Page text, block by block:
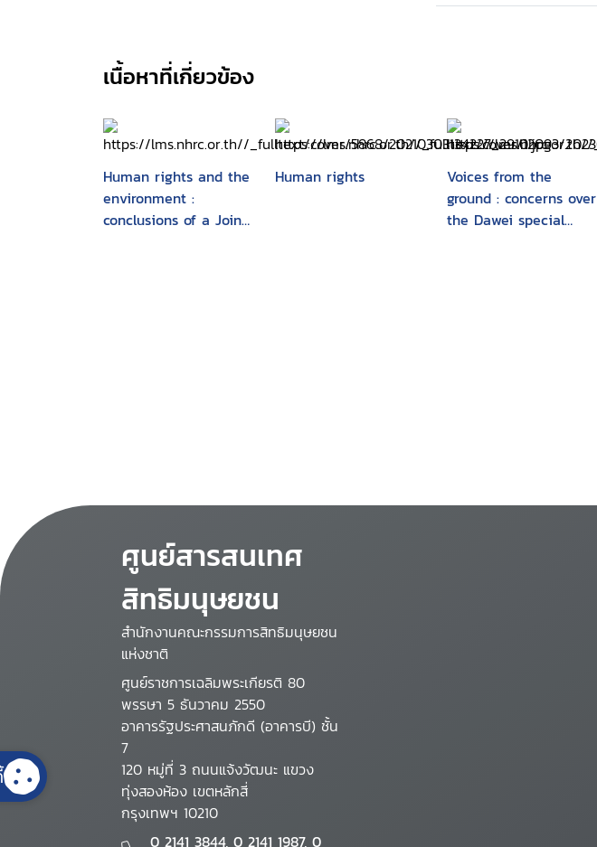
เนื้อหาที่เกี่ยวข้อง
Human rights and the
environment :
conclusions of a Joint
Human rights
Voices from the
ground : concerns over
the Dawei special
ศูนย์สารสนเทศ
สิทธิมนุษยชน
สำนักงานคณะกรรมการสิทธิมนุษยชน
แห่งชาติ
ศูนย์ราชการเฉลิมพระเกียรติ 80
พรรษา 5 ธันวาคม 2550
อาคารรัฐประศาสนภักดี (อาคารบี) ชั้น
7
120 หมู่ที่ 3 ถนนแจ้งวัฒนะ แขวง
ทุ่งสองห้อง เขตหลักสี่
กรุงเทพฯ 10210
0 2141 3844, 0 2141 1987, 0